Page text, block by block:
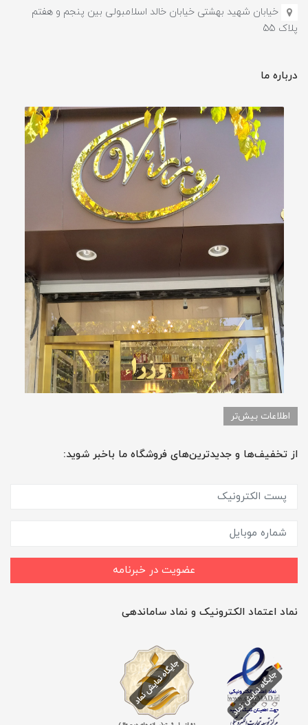
خیابان شهید بهشتی خیابان خالد اسلامبولی بین پنجم و هفتم
پلاک 55
درباره ما
اطلاعات بیش‌تر
از تخفیف‌ها و جدیدترین‌های فروشگاه ما باخبر شوید:
عضویت در خبرنامه
نماد اعتماد الکترونیک و نماد ساماندهی